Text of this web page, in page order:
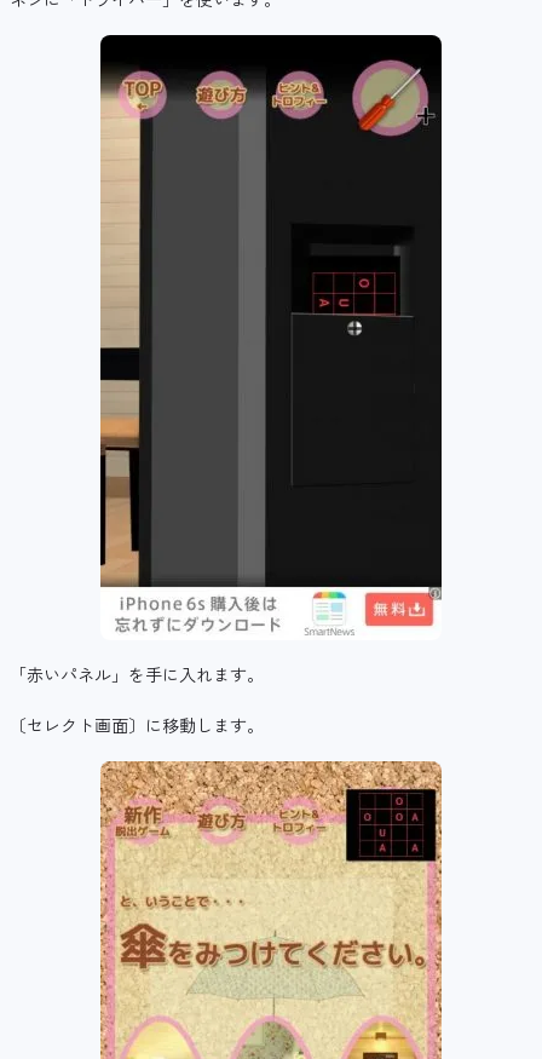
「赤いパネル」を手に入れます。
〔セレクト画面〕に移動します。